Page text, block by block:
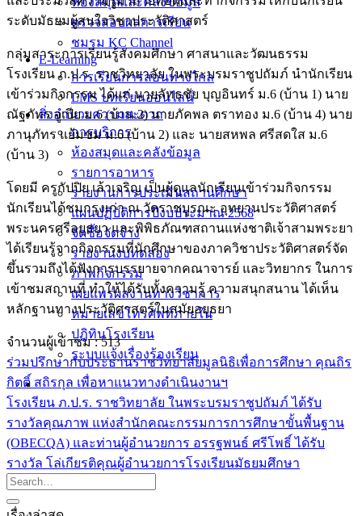
ตรวจสอบผลการเรียน
ชมรม KC Channel
E-Learning
การเรียนการสอนทางไกล
LMS บทเรียนออนไลน์
สิ่งอำนวยความสะดวก
การบริการ
ห้องสมุดและคลังข้อมูล
รายการอาหาร
รายงานการประเมินสถานศึกษา
แผนปฏิบัติการปีงบประมาณ 2568
จัดซื้อจัดจ้าง
รายงานงบทดลอง
ภาพกิจกรรม
เผยแพร่ผลงานทางวิชาการ
หมายเลขโทรศัพท์ภายใน
ปฎิทินโรงเรียน
ระบบแจ้งเรื่องร้องเรียน
ระดับมัธยมผู้สนใจวิชาประวัติศาสตร์
กลุ่มสาระการเรียนรู้สังคมศึกษา ศาสนาและวัฒนธรรม
โรงเรียน ภ.ป.ร. ราชวิทยาลัย ในพระบรมราชูปถัมภ์ นำนักเรียน
เข้าร่วมกิจกรรม ได้แก่ นายลัทธชัย บุญอินทร์ ม.6 (บ้าน 1) นาย
ณัฐภัทร จูเปีย ม.6 (บ้าน 2) นายภัคพล ตราทอง ม.6 (บ้าน 4) นาย
ภานุภัทร แย้มชม ม.6 (บ้าน 2) และ นายสหพล ศรีสดใส ม.6
(บ้าน 3)
โดยมี ครูกัปปิย เล้าเจริญ เป็นผู้ดูแลนักเรียนเข้าร่วมกิจกรรม
นักเรียนได้ชมกรุงเก่า ณ วัดราชบูรณะ อุทยานประวัติศาสตร์
พระนครศรีอยุธยา และพิพิธภัณฑสถานแห่งชาติเจ้าสามพระยา
ได้เรียนรู้จากกิจกรรมที่นักศึกษาของภาควิชาประวัติศาสตร์จัด
ขึ้นรวมถึงได้ฟังการบรรยายจากคณาจารย์ และวิทยากร ในการ
เข้าชมสถานที่ ทำให้ได้รับทั้งความรู้ ความสนุกสนาน ได้เห็น
หลักฐานทางประวัติศาสตร์ในสมัยอยุธยา
จำนวนผู้เข้าชม :513
ร่วมปรึกษากับประธานราชวิทยาลัยมูลนิธิเพื่อการศึกษา คุณถิร
กิตติ์ สถิรกุล เพื่อหาแนวทางดำเนินงานฯ
โรงเรียน ภ.ป.ร. ราชวิทยาลัย ในพระบรมราชูปถัมภ์ ได้รับ
รางวัลคุณภาพ แห่งสำนักคณะกรรมการการศึกษาขั้นพื้นฐาน
(OBECQA) และท่านผู้อำนวยการ อรรฐพนธ์ ศรีโพธิ์ ได้รับ
รางวัล โล่เกียรติคุณผู้อำนวยการโรงเรียนมัธยมศึกษา